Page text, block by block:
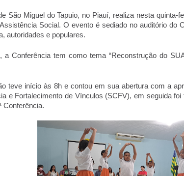
São Miguel do Tapuio, no Piauí, realiza nesta quinta-
Social. O evento é sediado no auditório do
autoridades e populares.
a Conferência tem como tema “Reconstrução do
teve início às 8h e contou em sua abertura com a
e Fortalecimento de Vínculos (SCFV), em seguida
Conferência.